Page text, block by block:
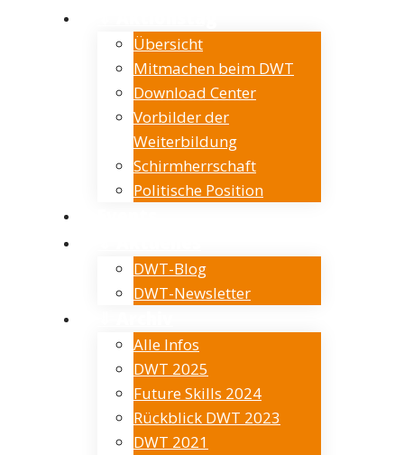
Übersicht
Mitmachen beim DWT
Download Center
Vorbilder der
Weiterbildung
Schirmherrschaft
Politische Position
DWT-Blog
DWT-Newsletter
Alle Infos
DWT 2025
Future Skills 2024
Rückblick DWT 2023
DWT 2021